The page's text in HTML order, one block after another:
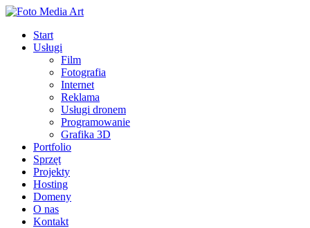
Start
Usługi
Film
Fotografia
Internet
Reklama
Usługi dronem
Programowanie
Grafika 3D
Portfolio
Sprzęt
Projekty
Hosting
Domeny
O nas
Kontakt